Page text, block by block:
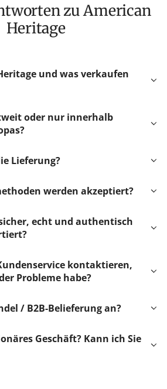
Heritage
und was verkaufen
oder nur innerhalb
Lieferung?
werden akzeptiert?
echt und authentisch
kontaktieren,
Probleme habe?
/ B2B-Belieferung an?
Geschäft? Kann ich Sie